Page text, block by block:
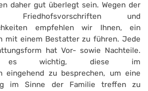
daher gut überlegt sein. Wegen der
Friedhofsvorschriften und
empfehlen wir Ihnen, ein
mit einem Bestatter zu führen. Jede
hat Vor- sowie Nachteile.
wichtig, diese im
eingehend zu besprechen, um eine
im Sinne der Familie treffen zu